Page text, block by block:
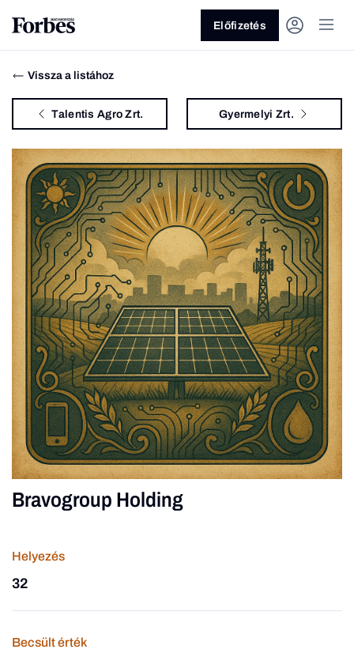
Vagy fedezze fel a következő
témákat
Üzlet Pénz Zöld Legyél jobb!
Előfizetés
Vissza a listához
Talentis Agro Zrt. Gyermelyi Zrt.
Bravogroup Holding
Helyezés
32
Becsült érték